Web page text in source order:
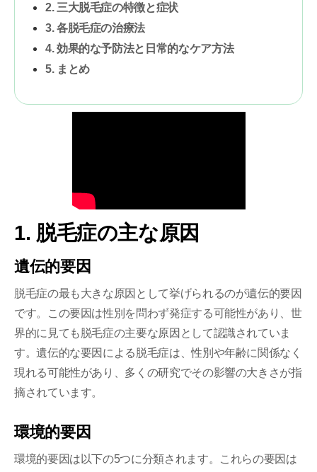
2. 三大脱毛症の特徴と症状
3. 各脱毛症の治療法
4. 効果的な予防法と日常的なケア方法
5. まとめ
1. 脱毛症の主な原因
遺伝的要因
脱毛症の最も大きな原因として挙げられるのが遺伝的要因
です。この要因は性別を問わず発症する可能性があり、世
界的に見ても脱毛症の主要な原因として認識されていま
す。遺伝的な要因による脱毛症は、性別や年齢に関係なく
現れる可能性があり、多くの研究でその影響の大きさが指
摘されています。
環境的要因
環境的要因は以下の5つに分類されます。これらの要因は